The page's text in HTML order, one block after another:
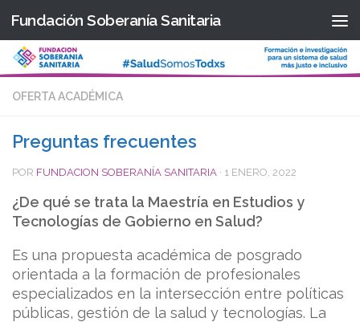
Saltar al contenido
Fundación Soberanía Sanitaria
OFERTA ACADÉMICA
Preguntas frecuentes
POR FUNDACION SOBERANÍA SANITARIA · 1 ENERO, 2022
¿De qué se trata la Maestría en Estudios y
Tecnologías de Gobierno en Salud?
Es una propuesta académica de posgrado
orientada a la formación de profesionales
especializados en la intersección entre políticas
públicas, gestión de la salud y tecnologías. La